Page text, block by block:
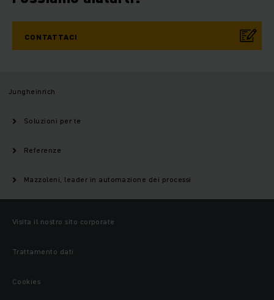
CONTATTACI
Jungheinrich
Soluzioni per te
Referenze
Mazzoleni, leader in automazione dei processi
Visita il nostro sito corporate
Trattamento dati
Cookies